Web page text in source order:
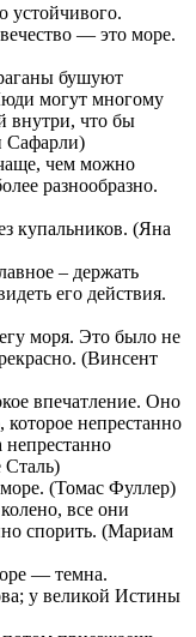
устойчивого.
— это море.
бушуют
могут многому
внутри, что бы
Сафарли)
чем можно
разнообразно.
купальников. (Яна
– держать
его действия.
моря. Это было не
(Винсент
впечатление. Оно
непрестанно
непрестанно
Сталь)
(Томас Фуллер)
все они
спорить. (Мариам
— темна.
у великой Истины